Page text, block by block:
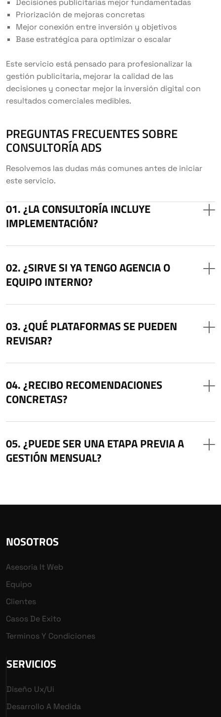
Decisiones publicitarias mejor fundamentadas
Priorización de mejoras concretas
Mejor conexión entre inversión y objetivos
Base estratégica para optimizar o escalar
Este servicio está pensado para profesionalizar la
gestión publicitaria, mejorar la calidad de las
decisiones y conectar mejor la inversión digital con
resultados comerciales medibles.
PREGUNTAS FRECUENTES SOBRE
CONSULTORÍA ADS
Resolvemos las dudas más comunes antes de iniciar
este servicio.
¿LA CONSULTORÍA INCLUYE
IMPLEMENTACIÓN?
¿SIRVE SI YA TENGO AGENCIA O
EQUIPO INTERNO?
¿QUÉ PLATAFORMAS SE PUEDEN
REVISAR?
¿RECIBO RECOMENDACIONES
CONCRETAS?
¿PUEDE SER UNA ETAPA PREVIA A
GESTIÓN MENSUAL?
NOSOTROS
Asesoria It Web
Equipo
Clientes
Casos De Exito
Terminos Y Condiciones
SERVICIOS
Diseño Ux/ui
Desarrollo A Medida